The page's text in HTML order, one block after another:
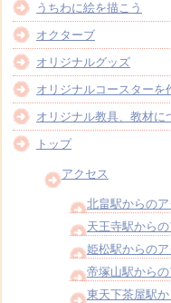
うちわに絵を描こう
オクターブ
オリジナルグッズ
オリジナルコースターを
オリジナル教具、教材に
トップ
アクセス
北畠駅からの
天王寺駅から
姫松駅からの
帝塚山駅から
東天下茶屋駅